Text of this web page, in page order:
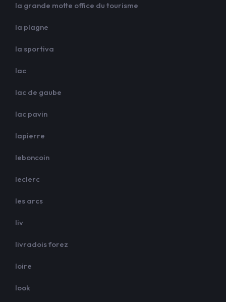
la grande motte office du tourisme
la plagne
la sportiva
lac
lac de gaube
lac pavin
lapierre
leboncoin
leclerc
les arcs
liv
livradois forez
loire
look